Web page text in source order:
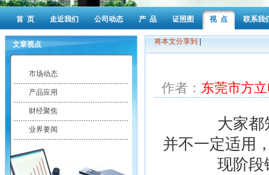
首 页 走近我们 公司动态 产 品 证照图 视 点 联系我
文章视点
市场动态
产品应用
财经聚焦
业界要闻
将本文分享到
作者： 东莞市方
大家都知道
并不一定适用
现阶段铜产